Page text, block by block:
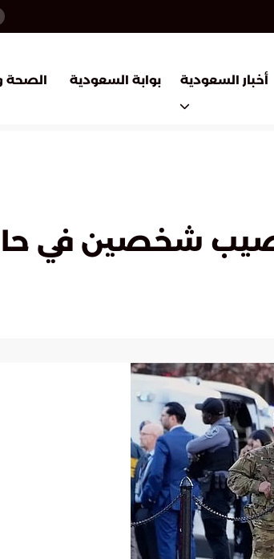
أخبار السعودية بوابة السعودية الصحة
يصيب شخصين في